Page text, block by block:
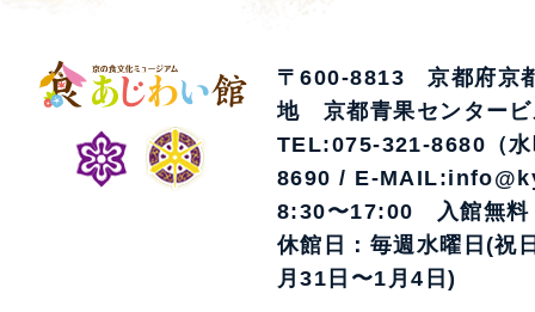
〒600-8813 京都府京
地 京都青果センタービ
TEL:075-321-8680（
8690 / E-
8:30〜17:00 入館無料
休館日：毎週水曜日(祝
月31日〜1月4日)